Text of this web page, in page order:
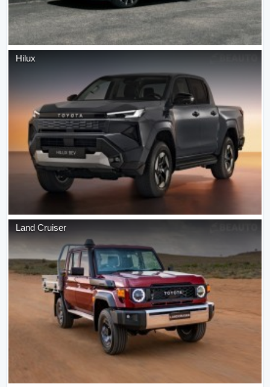
Hilux
Land Cruiser